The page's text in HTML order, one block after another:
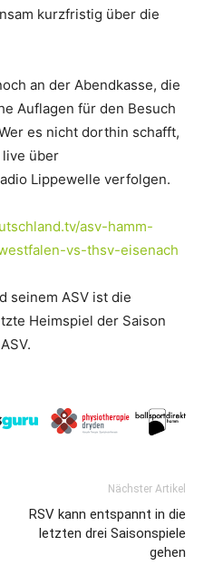
kurzfristig über die
an der Abendkasse, die
Auflagen für den Besuch
es nicht dorthin schafft,
über
Lippewelle verfolgen.
asv-hamm-
vs-thsv-eisenach
seinem ASV ist die
Heimspiel der Saison
Nächster Artikel
RSV kann entspannt in die
letzten drei Saisonspiele
gehen